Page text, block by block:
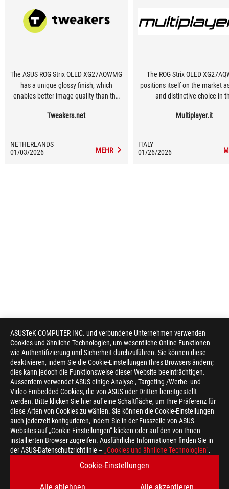
ASUSTeK COMPUTER INC. und verbundene Unternehmen verwenden
Cookies und ähnliche Technologien, um wesentliche Online-Funktionen
wie Authentifizierung und Sicherheit durchzuführen. Sie können diese
deaktivieren, indem Sie die Cookie-Einstellungen Ihres Browsers ändern;
dies kann jedoch die Funktionsweise dieser Website beeinträchtigen.
Ausserdem verwendet ASUS einige Analyse-, Targeting-/Werbe- und
Video-Embedded-Cookies, die von ASUS oder Dritten bereitgestellt
werden. Bitte klicken Sie hier auf eine Schaltfläche, um Ihre Präferenz für
diese Arten von Cookies zu wählen. Sie können die Cookie-Einstellungen
auch jederzeit konfigurieren, indem Sie in der Fusszeile von ASUS-
Websites auf „Cookie-Einstellungen“ klicken oder auf den von Ihnen
installierten Browser zugreifen. Ausführliche Informationen finden Sie in
der ASUS-Datenschutzrichtlinie – „Cookies und ähnliche Technologien“.
Cookie-Einstellungen
The ASUS ROG Strix OLED XG27AQWMG
has a unique glossy finish, which
enables better image quality than the
WOLED screens.
Tweakers.net
NETHERLANDS
01/03/2026
MEHR
The ROG Strix OLED
positions itself on the market
and distinctive choice in
OLED monitors. The
fourth-generation WOLED
you're tired of matte
Multiplayer.it
ITALY
01/26/2026